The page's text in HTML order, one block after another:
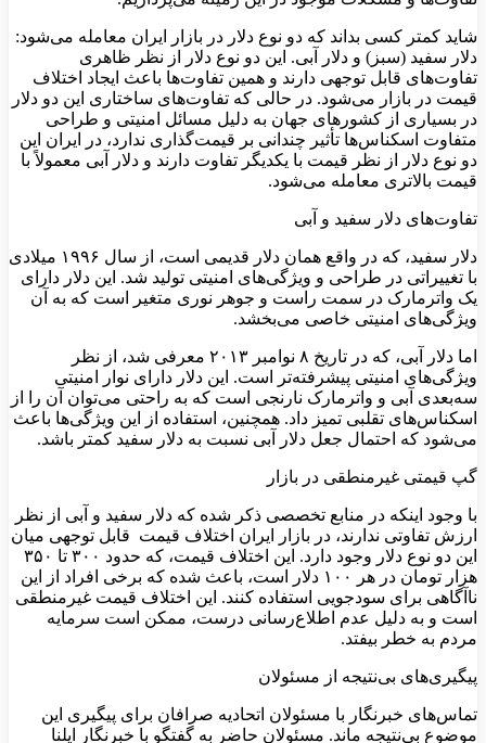
شاید کمتر کسی بداند که دو نوع دلار در بازار ایران معامله می‌شود:
دلار سفید (سبز) و دلار آبی. این دو نوع دلار از نظر ظاهری
تفاوت‌های قابل توجهی دارند و همین تفاوت‌ها باعث ایجاد اختلاف
قیمت در بازار می‌شود. در حالی که تفاوت‌های ساختاری این دو دلار
در بسیاری از کشورهای جهان به دلیل مسائل امنیتی و طراحی
متفاوت اسکناس‌ها تأثیر چندانی بر قیمت‌گذاری ندارد، در ایران این
دو نوع دلار از نظر قیمت با یکدیگر تفاوت دارند و دلار آبی معمولاً با
قیمت بالاتری معامله می‌شود.
تفاوت‌های دلار سفید و آبی
دلار سفید، که در واقع همان دلار قدیمی است، از سال ۱۹۹۶ میلادی
با تغییراتی در طراحی و ویژگی‌های امنیتی تولید شد. این دلار دارای
یک واترمارک در سمت راست و جوهر نوری متغیر است که به آن
ویژگی‌های امنیتی خاصی می‌بخشد.
اما دلار آبی، که در تاریخ ۸ نوامبر ۲۰۱۳ معرفی شد، از نظر
ویژگی‌های امنیتی پیشرفته‌تر است. این دلار دارای نوار امنیتی
سه‌بعدی آبی و واترمارک نارنجی است که به راحتی می‌توان آن را از
اسکناس‌های تقلبی تمیز داد. همچنین، استفاده از این ویژگی‌ها باعث
می‌شود که احتمال جعل دلار آبی نسبت به دلار سفید کمتر باشد.
گپ قیمتی غیرمنطقی در بازار
با وجود اینکه در منابع تخصصی ذکر شده که دلار سفید و آبی از نظر
ارزش تفاوتی ندارند، در بازار ایران اختلاف قیمت قابل توجهی میان
این دو نوع دلار وجود دارد. این اختلاف قیمت، که حدود ۳۰۰ تا ۳۵۰
هزار تومان در هر ۱۰۰ دلار است، باعث شده که برخی افراد از این
ناآگاهی برای سودجویی استفاده کنند. این اختلاف قیمت غیرمنطقی
است و به دلیل عدم اطلاع‌رسانی درست، ممکن است سرمایه
مردم به خطر بیفتد.
پیگیری‌های بی‌نتیجه از مسئولان
تماس‌های خبرنگار با مسئولان اتحادیه صرافان برای پیگیری این
موضوع بی‌نتیجه ماند. مسئولان حاضر به گفتگو با خبرنگار ایلنا